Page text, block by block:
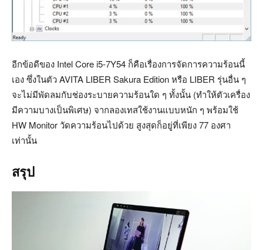
อีกข้อดีของ Intel Core i5-7Y54 ก็คือเรื่องการจัดการความร้อนนี้
เอง ซึ่งในตัว AVITA LIBER Sakura Edition หรือ LIBER รุ่นอื่น ๆ
จะไม่มีพัดลมกับช่องระบายความร้อนใด ๆ ทั้งนั้น (ทำให้ตัวเครื่อง
มีความบางเป็นพิเศษ) จากลองเทสใช้งานแบบหนัก ๆ พร้อมใช้
HW Monitor วัดความร้อนไปด้วย สูงสุดก็อยู่ที่เพียง 77 องศา
เท่านั้น
สรุป